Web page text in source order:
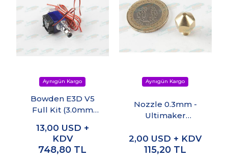
Bowden E3D V5
Full Kit (3.0mm
Nozzle)
13,00 USD +
KDV
748,80 TL
Nozzle 0.3mm -
Ultimaker
2,00 USD + KDV
115,20 TL